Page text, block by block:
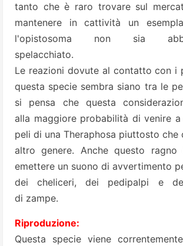
tanto che è raro trovare sul
mantenere in cattività un
l'opistosoma non sia
spelacchiato.
Le reazioni dovute al contatto con i
questa specie sembra siano tra le
si pensa che questa
alla maggiore probabilità di venire
peli di una Theraphosa piuttosto che
altro genere. Anche questo
emettere un suono di avvertimento
dei cheliceri, dei pedipalpi e
di zampe.
Riproduzione:
Questa specie viene